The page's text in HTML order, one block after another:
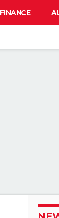
FINANCE